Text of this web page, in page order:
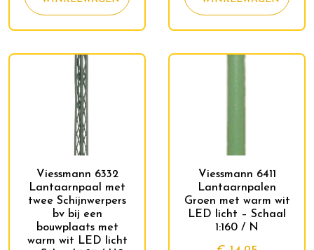
Viessmann 6332
Lantaarnpaal met
twee Schijnwerpers
bv bij een
bouwplaats met
warm wit LED licht
Viessmann 6411
Lantaarnpalen
Groen met warm wit
LED licht – Schaal
1:160 / N